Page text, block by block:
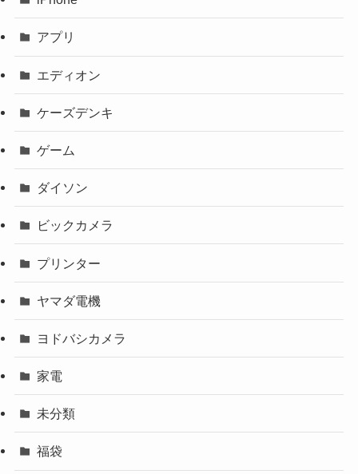
アプリ
エディオン
ケーズデンキ
ゲーム
ダイソン
ビックカメラ
プリンター
ヤマダ電機
ヨドバシカメラ
家電
未分類
福袋